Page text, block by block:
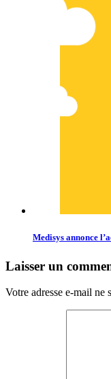
Medisys annonce
Laisser un
Votre adresse e-mail ne